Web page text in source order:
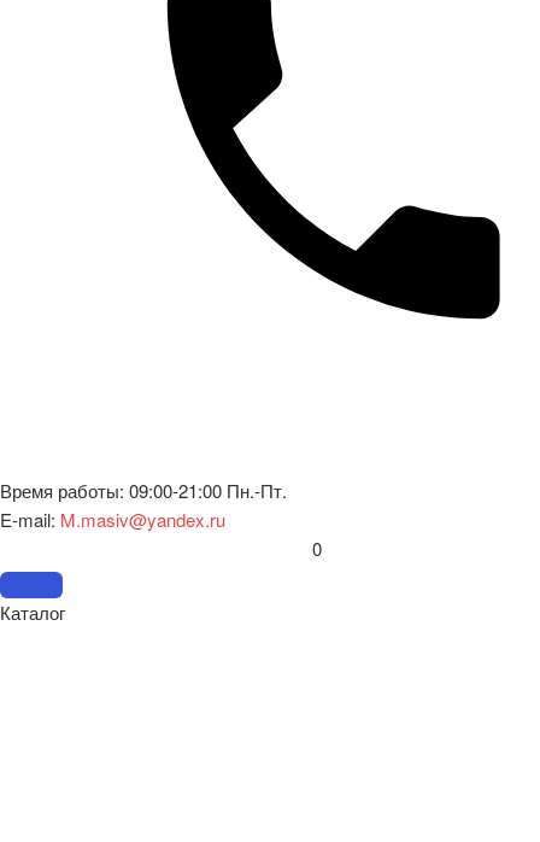
Время работы: 09:00-21:00 Пн.-Пт.
E-mail: M.masiv@yandex.ru
0
Каталог